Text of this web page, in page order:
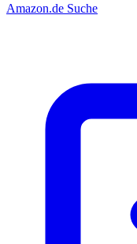
Amazon.de Suche